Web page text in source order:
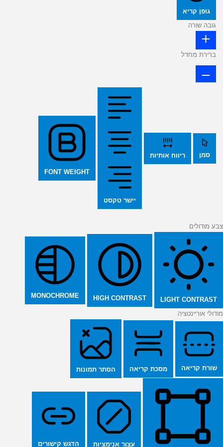
גופן קריא
גובה שורה
ברירת מחדל
סמן ריווח אותיות
יישר טקסט
FONT WEIGHT
צבע מודולים
LIGHT CONTRAST
HIGH CONTRAST
MONOCHROME
מודולי אוריינטציה
שורת קריאה מסכת קריאה הסתר תמונות
עצור אנימציות הדגש קישורים